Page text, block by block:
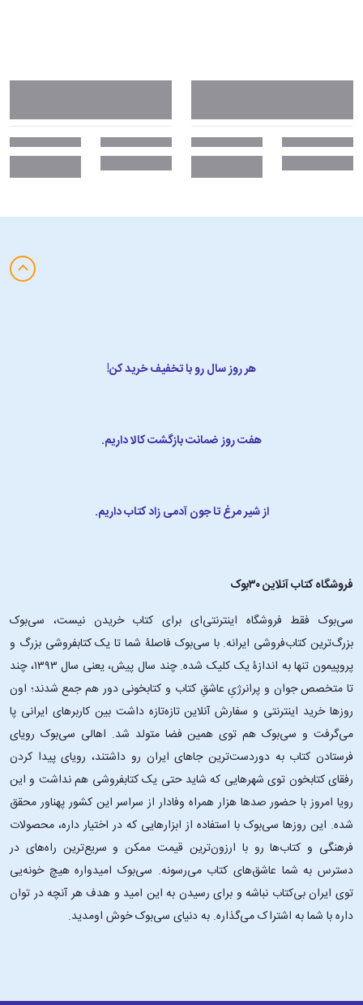
هر روز سال رو با تخفیف خرید کن!
هفت روز ضمانت بازگشت کالا داریم.
از شیر مرغ تا جون آدمی زاد کتاب داریم.
فروشگاه کتاب آنلاین ۳۰بوک
سی‌بوک فقط فروشگاه اینترنتی‌ای برای کتاب خریدن نیست، سی‌بوک
بزرگ‌ترین کتاب‌فروشی ایرانه. با سی‌بوک فاصلۀ شما تا یک کتابفروشی بزرگ و
پروپیمون تنها به اندازۀ یک کلیک شده. چند سال پیش، یعنی سال ۱۳۹۳، چند
تا متخصص جوان و پرانرژیِ عاشقِ کتاب و کتابخونی دور هم جمع شدند؛ اون‌
روزها خرید اینترنتی و سفارش آنلاین تازه‌تازه داشت بین کاربرهای ایرانی پا
می‌گرفت و سی‌بوک هم توی همین فضا متولد شد. اهالی سی‌بوک رویای
فرستادن کتاب به دوردست‌ترین جاهای ایران رو داشتند، رویای پیدا کردن
رفقای کتابخون توی شهرهایی که شاید حتی یک کتابفروشی هم نداشت و این
رویا امروز با حضور صدها هزار همراه وفادار از سراسر این کشور پهناور محقق
شده. این ‌روزها سی‌بوک با استفاده از ابزارهایی که در اختیار داره، محصولات
فرهنگی و کتاب‌ها رو با ارزون‌ترین قیمت ممکن و سریع‌ترین راه‌های در
دسترس به شما عاشق‌های کتاب می‌رسونه. سی‌بوک امیدواره هیچ خونه‌یی
توی ایران بی‌کتاب نباشه و برای رسیدن به این امید و هدف هر آنچه در توان
داره با شما به اشتراک می‌گذاره. به دنیای سی‌بوک خوش اومدید.